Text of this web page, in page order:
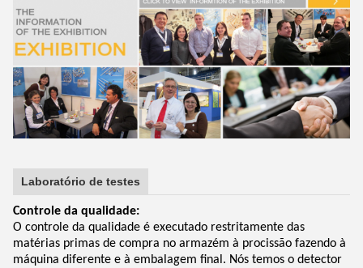
Laboratório de testes
Controle da qualidade:
O controle da qualidade é executado restritamente das
matérias primas de compra no armazém à procissão fazendo à
máquina diferente e à embalagem final. Nós temos o detector